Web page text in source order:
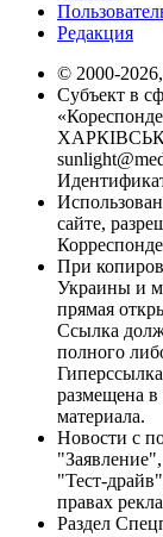
Редакция
© 2000-
Субъект в
сайте,
При
Украины и
прямая
Ссылка
полного
размещена в
материала.
Новости с
"Тест-
правах
Раздел